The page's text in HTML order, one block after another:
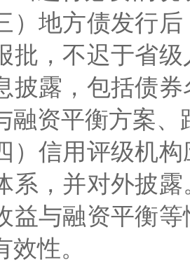
地方债发行后
批，不迟于省
披露，包括债
融资平衡方案
信用评级机构
系，并对外披
益与融资平衡
性。